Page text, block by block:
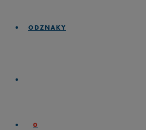
ODZNAKY
0